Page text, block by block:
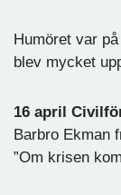
Humöret var
blev mycket
16 april
Barbro Ekman
”Om krisen